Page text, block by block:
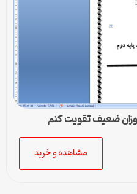
ضعیف تقویت کنم
مشاهده و خرید